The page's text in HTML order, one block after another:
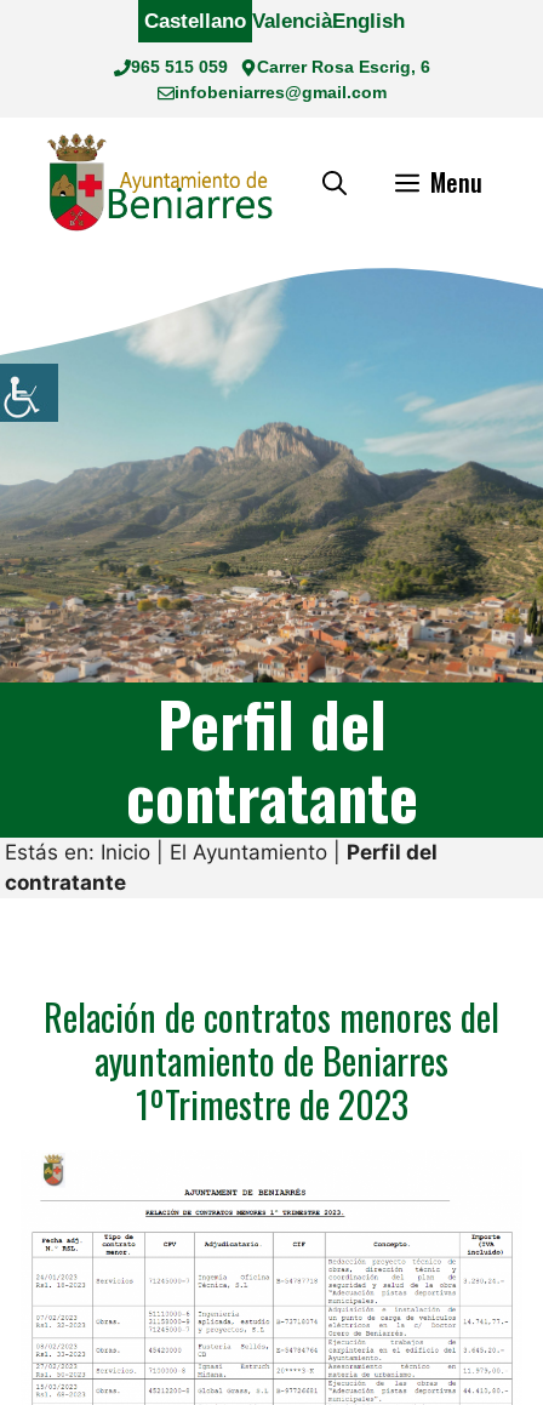
965 515 059
Carrer Rosa Escrig, 6
infobeniarres@gmail.com
Castellano ValenciàEnglish
Menu
Perfil del
contratante
Estás en: Inicio El Ayuntamiento
Perfil del
contratante
Relación de contratos menores del
ayuntamiento de Beniarres
1ºTrimestre de 2023